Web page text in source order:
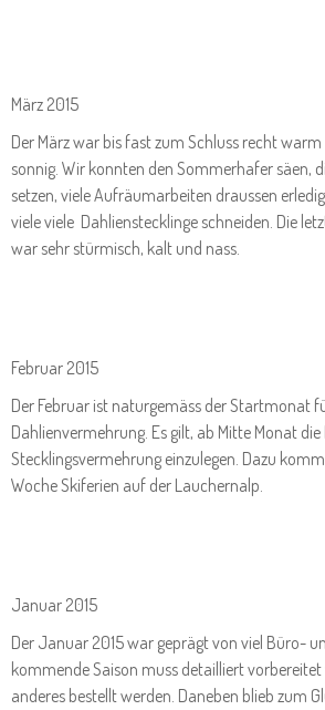
März 2015
Der März war bis fast zum Schluss recht
sonnig. Wir konnten den Sommerhafer säen,
setzen, viele Aufräumarbeiten draussen
viele viele Dahlienstecklinge schneiden. Die
war sehr stürmisch, kalt und nass.
Februar 2015
Der Februar ist naturgemäss der Startmonat
Dahlienvermehrung. Es gilt, ab Mitte Monat
Stecklingsvermehrung einzulegen. Dazu
Woche Skiferien auf der Lauchernalp.
Januar 2015
Der Januar 2015 war geprägt von viel Büro-
kommende Saison muss detailliert
anderes bestellt werden. Daneben blieb zum